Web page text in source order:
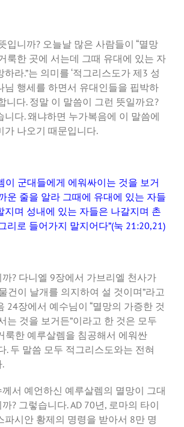
입니까? 오늘날 많은 사람들이 “멸망
룩한 곳에 서는데 그때 유대에 있는 자
라.”는 의미를 ‘적그리스도가 제3 성
님 행세를 하면서 유대인들을 핍박하
니다. 정말 이 말씀이 그런 뜻일까요?
니다. 왜냐하면 누가복음에 이 말씀에
가 나오기 때문입니다.
이 군대들에게 에워싸이는 것을 보거
운 줄을 알라 그때에 유대에 있는 자들
지며 성내에 있는 자들은 나갈지며 촌
리로 들어가지 말지어다”(눅 21:20,21)
? 다니엘 9장에서 가브리엘 천사가
건이 날개를 의지하여 설 것이며”라고
24장에서 예수님이 “멸망의 가증한 것
는 것을 보거든”이라고 한 것은 모두
룩한 예루살렘을 침공해서 에워싼
. 두 말씀 모두 적그리스도와는 전혀
서 예언하신 예루살렘의 멸망이 그대
? 그렇습니다. AD 70년, 로마의 타이
파시안 황제의 명령을 받아서 8만 명